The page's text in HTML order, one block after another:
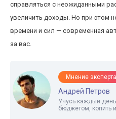
справляться с неожиданными
увеличить доходы. Но при этом
времени и сил — современная
за вас.
Мнение эксперта
Андрей Петров
Учусь каждый день
бюджетом, копить